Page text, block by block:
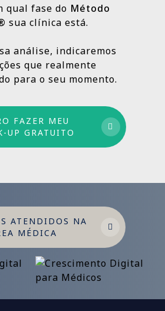
com um método
para garantir
qual fase do Método
sua clínica está.
análise, indicaremos
que realmente
para o seu momento.
FAZER MEU
UP GRATUITO
ATENDIDOS NA
MÉDICA